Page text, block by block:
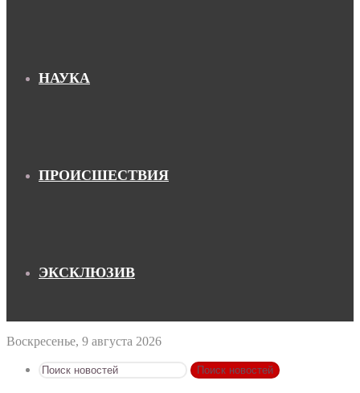
НАУКА
ПРОИСШЕСТВИЯ
ЭКСКЛЮЗИВ
Воскресенье, 9 августа 2026
Поиск новостей